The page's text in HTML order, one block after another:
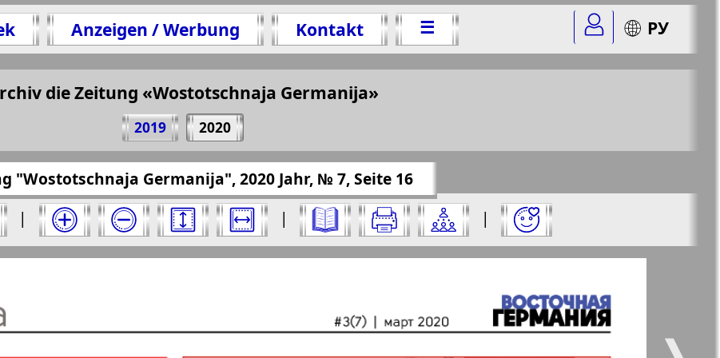
Anzeigen / Werbung Kontakt ☰ РУ
die Zeitung «Wostotschnaja Germanija»
2019 2020
Germanija" für 2020 Jahr. Wählen Sie eine Nummer aus und klicken Sie darauf:
"Wostotschnaja Germanija", 2020 Jahr, № 7, Seite 16
| | |
Ausgabe: 7, 2020 Jahr. Wählen Sie eine Seite aus und klicken Sie darauf:
Zeitung "Wostotschnaja Germanija", № 7, 2020 Jahr
(Zum Kopieren klicken)
?pub=wostotschnaja-germanija&god=2020&nomer=7&str=16